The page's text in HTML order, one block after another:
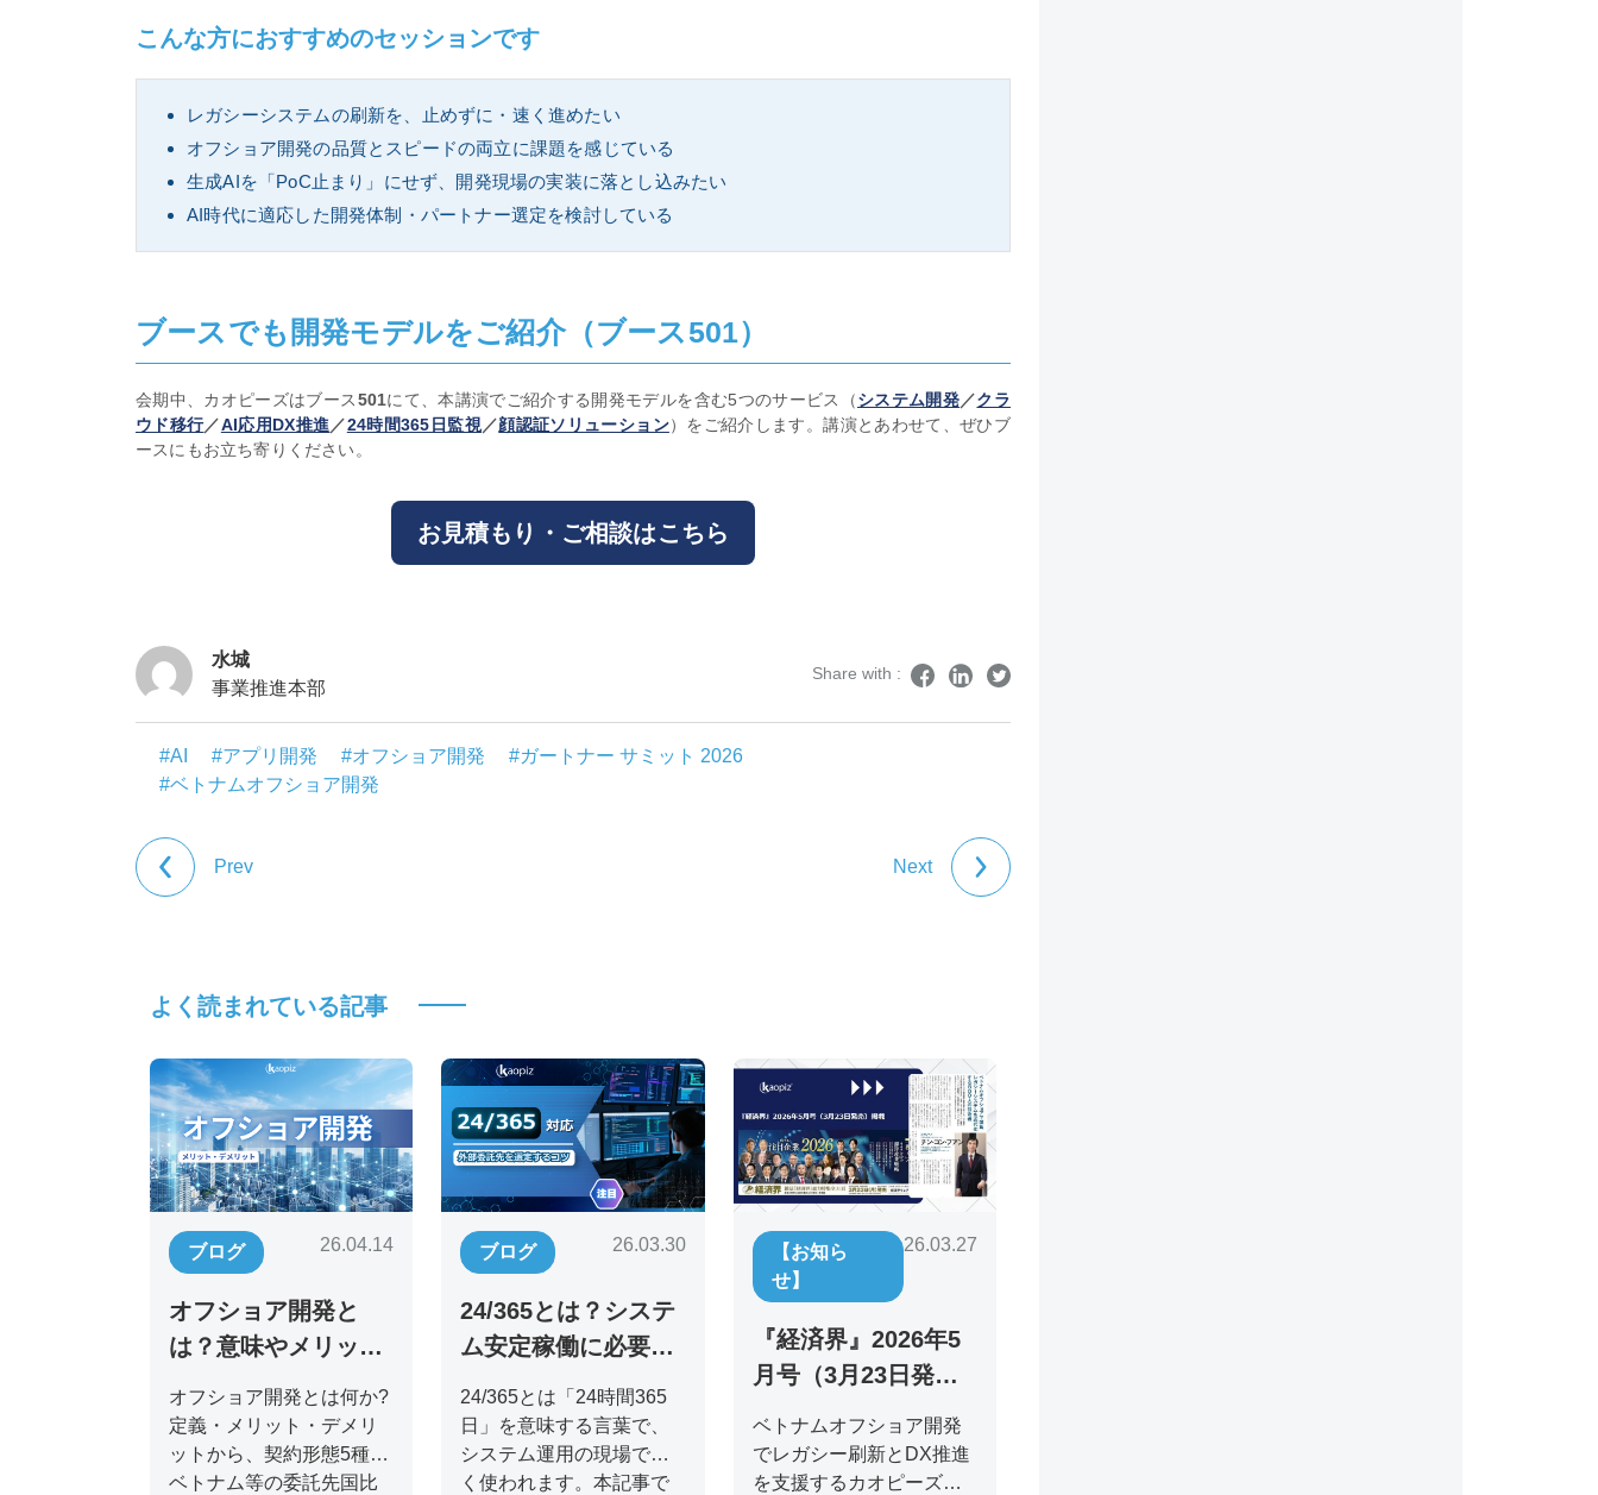
こんな方におすすめのセッションです
レガシーシステムの刷新を、止めずに・速く進めたい
オフショア開発の品質とスピードの両立に課題を感じている
生成AIを「PoC止まり」にせず、開発現場の実装に落とし込みたい
AI時代に適応した開発体制・パートナー選定を検討している
ブースでも開発モデルをご紹介（ブース501）
会期中、カオピーズはブース501にて、本講演でご紹介する開発モデルを含む5つのサービス（システム開発／クラ
ウド移行／AI応用DX推進／24時間365日監視／顔認証ソリューション）をご紹介します。講演とあわせて、ぜひブ
ースにもお立ち寄りください。
お見積もり・ご相談はこちら
水城
事業推進本部
Share with :
#AI #アプリ開発 #オフショア開発
#ガートナー サミット 2026
#ベトナムオフショア開発
Prev Next
よく読まれている記事
ブログ 26.04.14
オフショア開発と
は？意味やメリッ
ト、失敗しない進め
方を紹介
オフショア開発とは何か?
定義・メリット・デメリ
ットから、契約形態5種、
ベトナム等の委託先国比
ブログ 26.03.30
24/365とは？システ
ム安定稼働に必要な
運用体制・コストを
解説
24/365とは「24時間365
日」を意味する言葉で、
システム運用の現場でよ
く使われます。本記事で
【お知ら
せ】
26.03.27
『経済界』2026年5
月号（3月23日発
売）掲載：ベトナム
オフショアでレガシ
ー刷新を推進するカ
ベトナムオフショア開発
でレガシー刷新とDX推進
を支援するカオピーズ。